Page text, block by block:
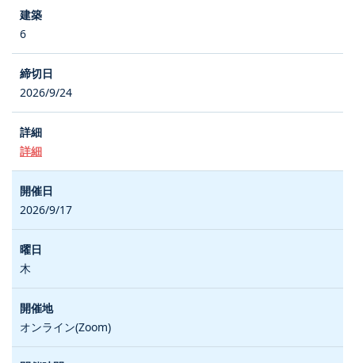
6
2026/9/24
詳細
2026/9/17
木
オンライン(Zoom)